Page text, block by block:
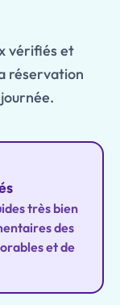
vérifiés et
réservation
très bien
des
et de